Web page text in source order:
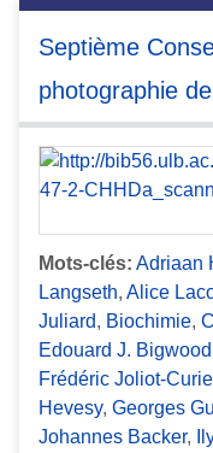
Septième
photographie
Mots-clés: Adriaan
Langseth, Alice
Juliard, Biochimie,
Edouard J. Bigwood
Frédéric Joliot-Curie
Hevesy, Georges
Johannes Backer,